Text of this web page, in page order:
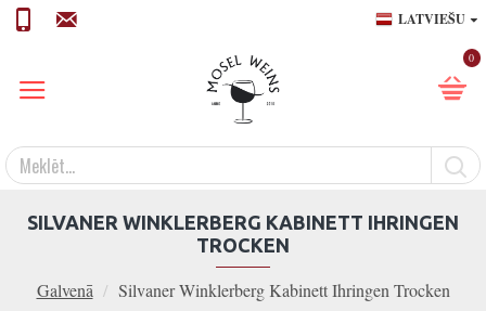
LATVIEŠU
0
Galvenā Silvaner Winklerberg Kabinett Ihringen Trocken
SILVANER WINKLERBERG KABINETT IHRINGEN
TROCKEN